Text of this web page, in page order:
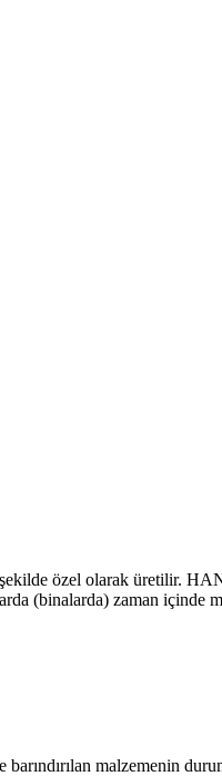
özel olarak üretilir.
(binalarda) zaman
malzemenin